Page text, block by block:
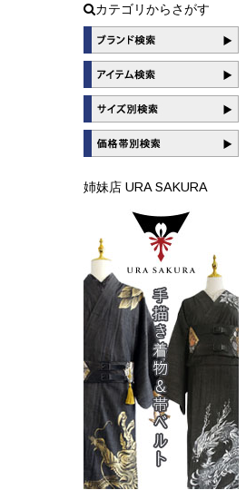
カテゴリからさがす
姉妹店 URA SAKURA